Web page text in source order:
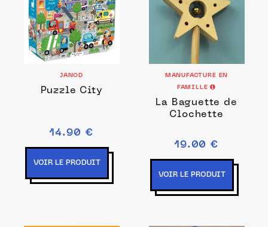
JANOD
Puzzle City
14.90 €
VOIR LE PRODUIT
MANUFACTURE EN
FAMILLE
La Baguette de
Clochette
19.00 €
VOIR LE PRODUIT